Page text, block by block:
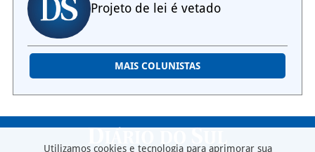
Projeto de lei é vetado
MAIS COLUNISTAS
Utilizamos cookies e tecnologia para aprimorar sua